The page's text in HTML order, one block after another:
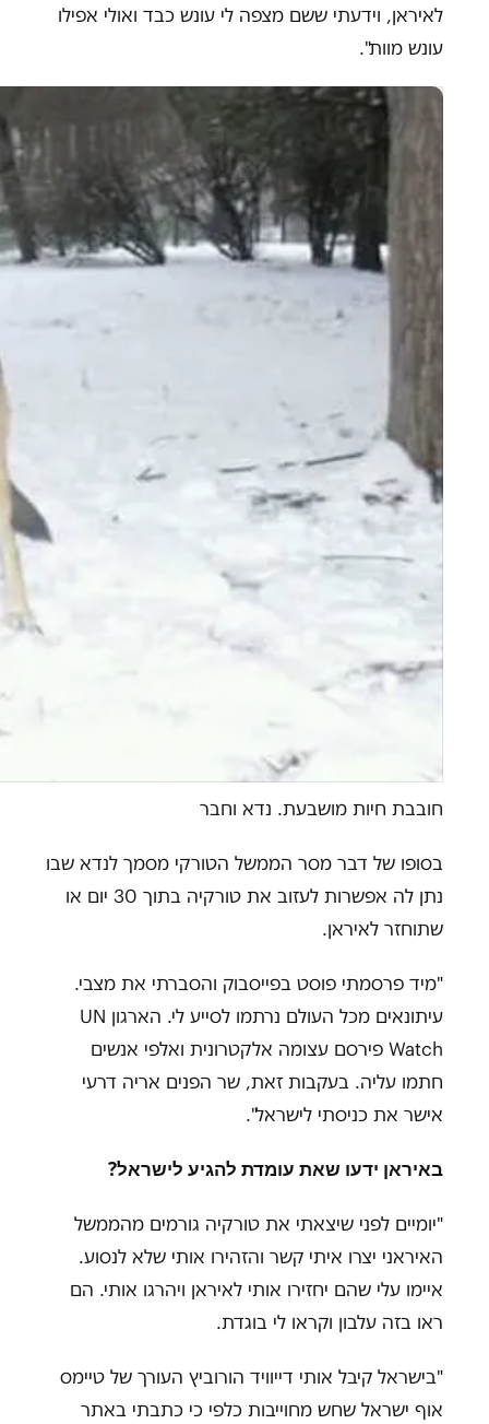
לאיראן, וידעתי ששם מצפה לי עונש כבד ואולי אפילו
עונש מוות".
חובבת חיות מושבעת. נדא וחבר
בסופו של דבר מסר הממשל הטורקי מסמך לנדא שבו
נתן לה אפשרות לעזוב את טורקיה בתוך 30 יום או
שתוחזר לאיראן.
"מיד פרסמתי פוסט בפייסבוק והסברתי את מצבי.
עיתונאים מכל העולם נרתמו לסייע לי. הארגון UN
Watch פירסם עצומה אלקטרונית ואלפי אנשים
חתמו עליה. בעקבות זאת, שר הפנים אריה דרעי
אישר את כניסתי לישראל".
באיראן ידעו שאת עומדת להגיע לישראל?
"יומיים לפני שיצאתי את טורקיה גורמים מהממשל
האיראני יצרו איתי קשר והזהירו אותי שלא לנסוע.
איימו עלי שהם יחזירו אותי לאיראן ויהרגו אותי. הם
ראו בזה עלבון וקראו לי בוגדת.
"בישראל קיבל אותי דייוויד הורוביץ העורך של טיימס
אוף ישראל שחש מחוייבות כלפי כי כתבתי באתר